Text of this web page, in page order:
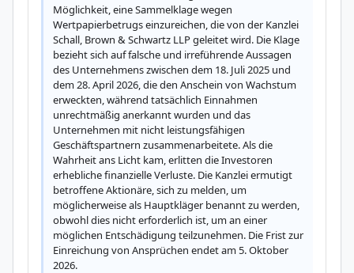
Möglichkeit, eine Sammelklage wegen
Wertpapierbetrugs einzureichen, die von der Kanzlei
Schall, Brown & Schwartz LLP geleitet wird. Die Klage
bezieht sich auf falsche und irreführende Aussagen
des Unternehmens zwischen dem 18. Juli 2025 und
dem 28. April 2026, die den Anschein von Wachstum
erweckten, während tatsächlich Einnahmen
unrechtmäßig anerkannt wurden und das
Unternehmen mit nicht leistungsfähigen
Geschäftspartnern zusammenarbeitete. Als die
Wahrheit ans Licht kam, erlitten die Investoren
erhebliche finanzielle Verluste. Die Kanzlei ermutigt
betroffene Aktionäre, sich zu melden, um
möglicherweise als Hauptkläger benannt zu werden,
obwohl dies nicht erforderlich ist, um an einer
möglichen Entschädigung teilzunehmen. Die Frist zur
Einreichung von Ansprüchen endet am 5. Oktober
2026.